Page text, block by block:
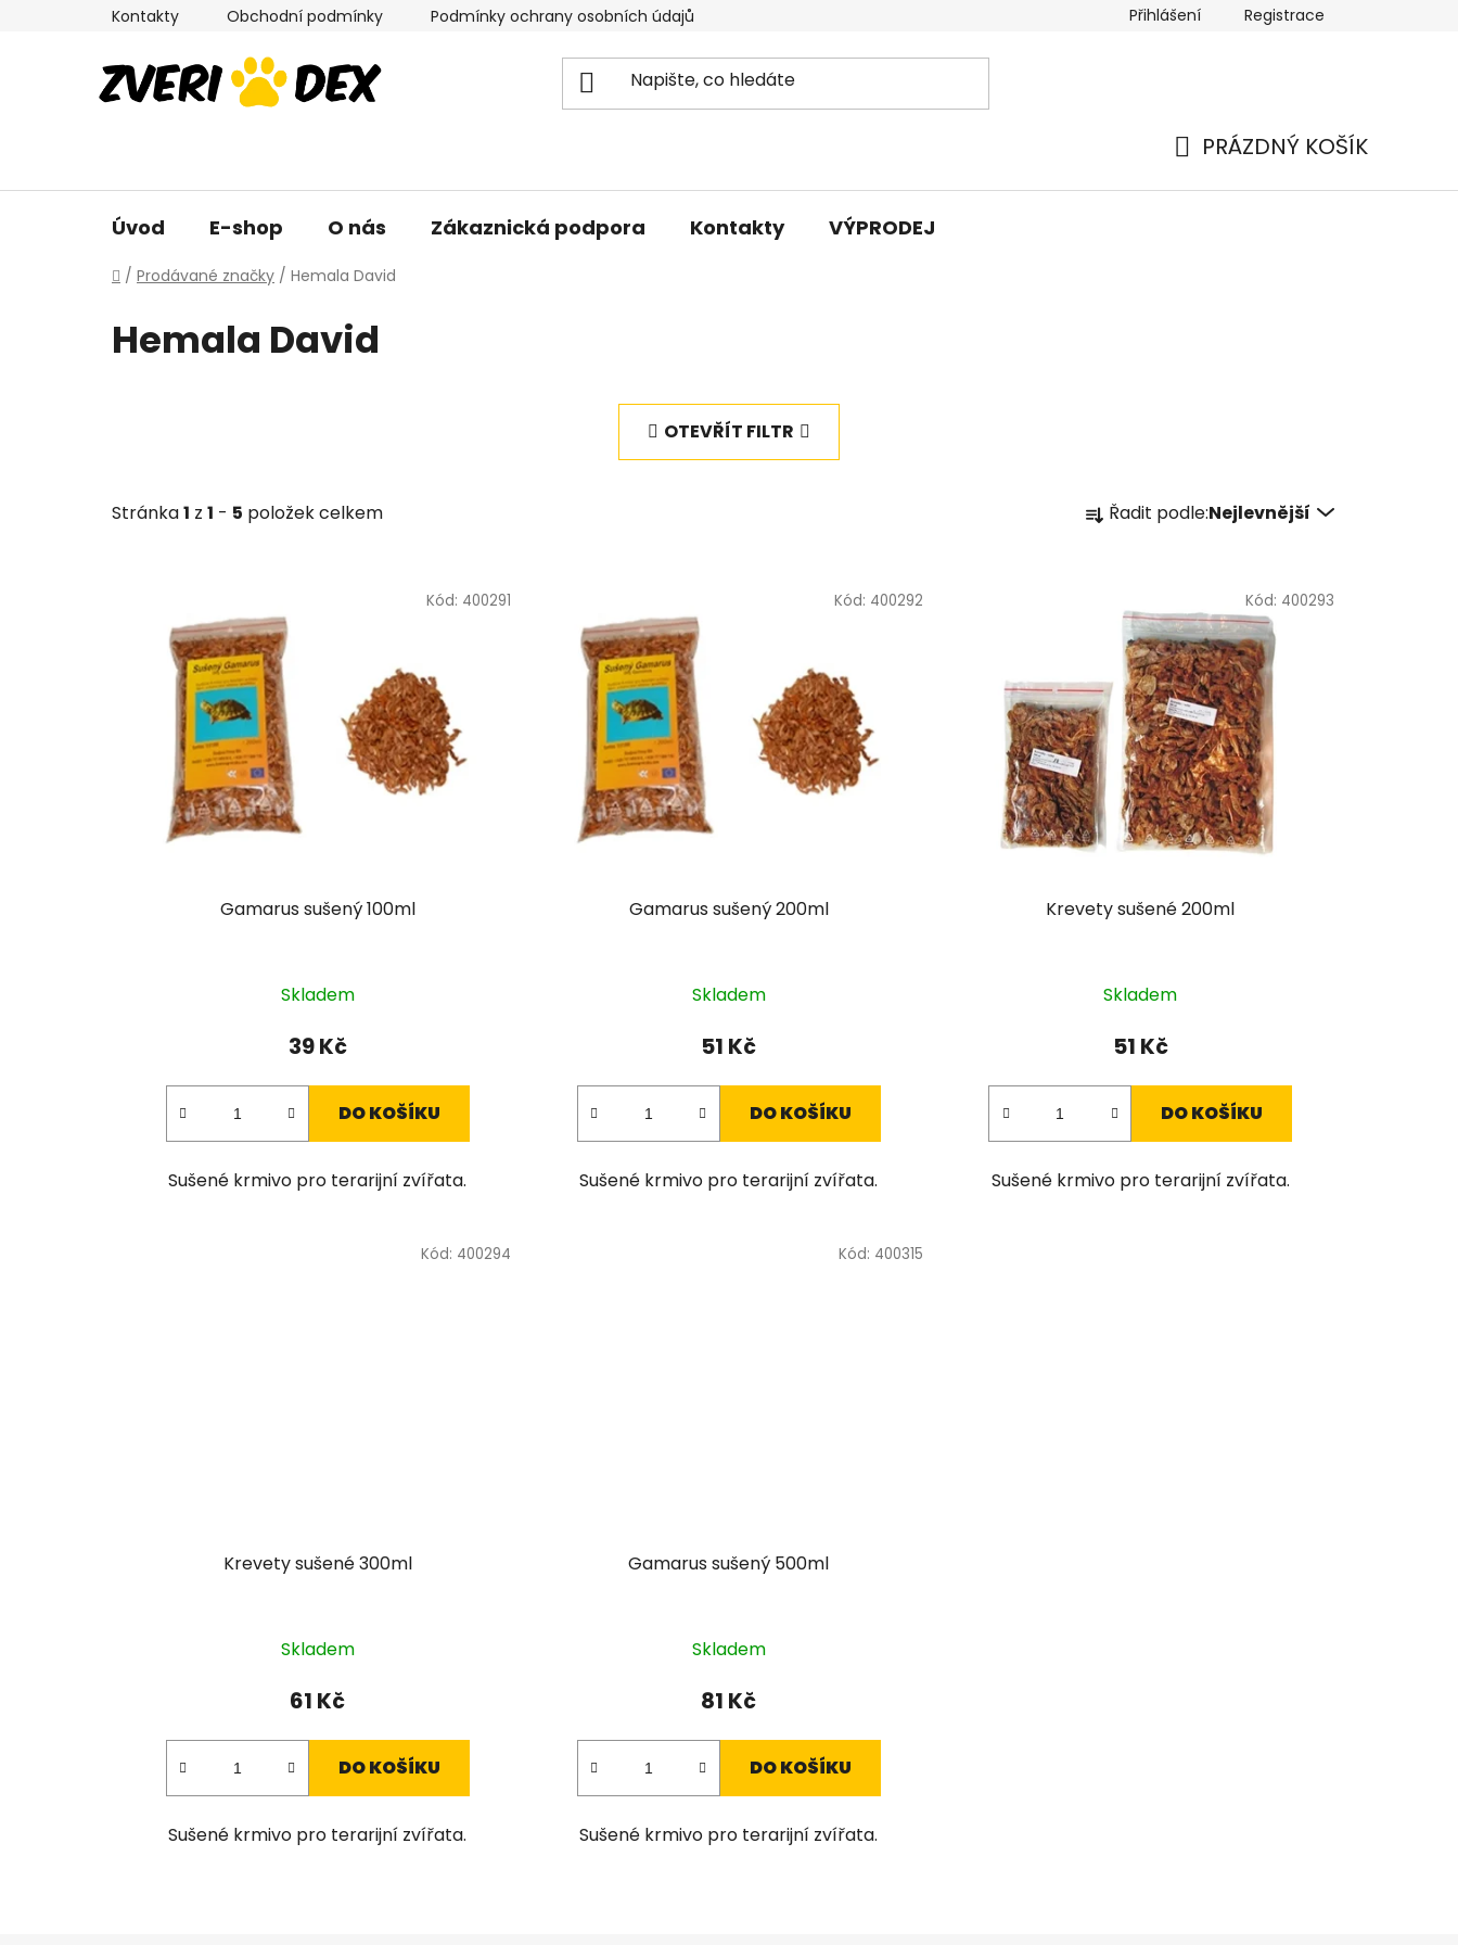
Kontakty Obchodní podmínky Podmínky ochrany osobních údajů Přihlášení Registrace
PRÁZDNÝ KOŠÍK
Úvod E-shop O nás Zákaznická podpora Kontakty VÝPRODEJ
Domů
/ Prodávané značky / Hemala David
Hemala David
OTEVŘÍT FILTR
Stránka1 z 1 - 5 položek celkem a
r
o
d
u
k
t
ů
Řadit podle:Nejlevnější
Gamarus sušený 100ml
Skladem
39 Kč
DO KOŠÍKU
Sušené krmivo pro terarijní zvířata.
Kód: 400291
Gamarus sušený 200ml
Skladem
51 Kč
DO KOŠÍKU
Sušené krmivo pro terarijní zvířata.
Kód: 400292
Krevety sušené 200ml
Skladem
51 Kč
DO KOŠÍKU
Sušené krmivo pro terarijní zvířata.
Kód: 400293
Krevety sušené 300ml
Skladem
61 Kč
DO KOŠÍKU
Sušené krmivo pro terarijní zvířata.
Kód: 400294
Gamarus sušený 500ml
Skladem
81 Kč
DO KOŠÍKU
Sušené krmivo pro terarijní zvířata.
Kód: 400315